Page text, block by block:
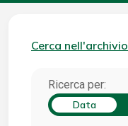
Cerca nell'archivio
Ricerca per:
Data